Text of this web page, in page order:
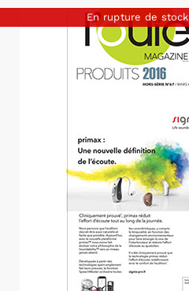
En rupture de stock